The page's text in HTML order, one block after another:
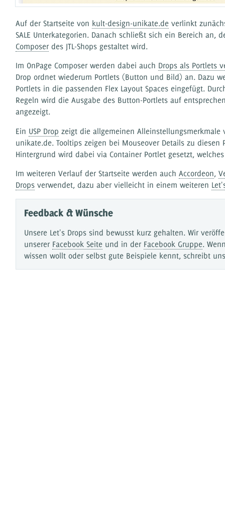
Auf der Startseite von kult-design-unikate.de verlinkt
SALE Unterkategorien. Danach schließt sich ein Bereich an,
Composer des JTL-Shops gestaltet wird.
Im OnPage Composer werden dabei auch Drops als Portlets
Drop ordnet wiederum Portlets (Button und Bild) an. Dazu
Portlets in die passenden Flex Layout Spaces eingefügt.
Regeln wird die Ausgabe des Button-Portlets auf
angezeigt.
Ein USP Drop zeigt die allgemeinen Alleinstellungsmerkmale
unikate.de. Tooltips zeigen bei Mouseover Details zu diesen
Hintergrund wird dabei via Container Portlet gesetzt,
Im weiteren Verlauf der Startseite werden auchAccordeon,
Drops verwendet, dazu aber vielleicht in einem weiteren
Feedback & Wünsche
Unsere Let's Drops sind bewusst kurz gehalten. Wir
unserer Facebook Seiteund in der Facebook Gruppe.
wissen wollt oder selbst gute Beispiele kennt, schreibt